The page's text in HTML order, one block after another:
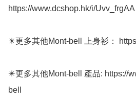
https://www.dcshop.hk/i/Uvv_frgAA
✴️更多其他Mont-bell 上身衫：
✴️更多其他Mont-bell 產品: https://
bell